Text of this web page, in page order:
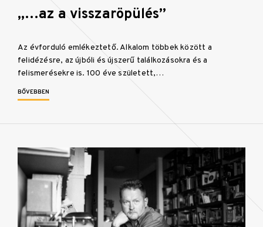
„…az a visszaröpülés”
Az évforduló emlékeztető. Alkalom többek között a
felidézésre, az újbóli és újszerű találkozásokra és a
felismerésekre is. 100 éve született,…
BŐVEBBEN